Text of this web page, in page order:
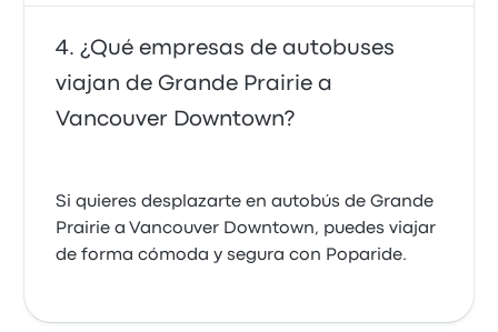
¿Qué empresas de autobuses
viajan de Grande Prairie a
Vancouver Downtown?
Si quieres desplazarte en autobús de Grande
Prairie a Vancouver Downtown, puedes viajar
de forma cómoda y segura con Poparide.